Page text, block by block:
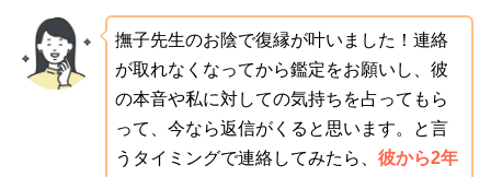
撫子先生のお陰で復縁が叶いました！連絡
が取れなくなってから鑑定をお願いし、彼
の本音や私に対しての気持ちを占ってもら
って、今なら返信がくると思います。と言
うタイミングで連絡してみたら、 彼から2年